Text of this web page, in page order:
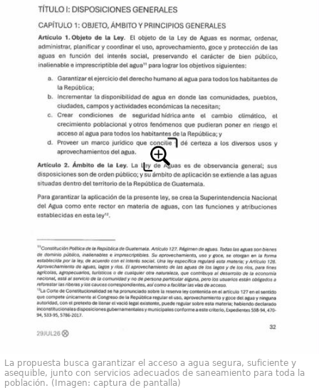
La propuesta busca garantizar el acceso a agua segura, suficiente y
asequible, junto con servicios adecuados de saneamiento para toda la
población. (Imagen: captura de pantalla)